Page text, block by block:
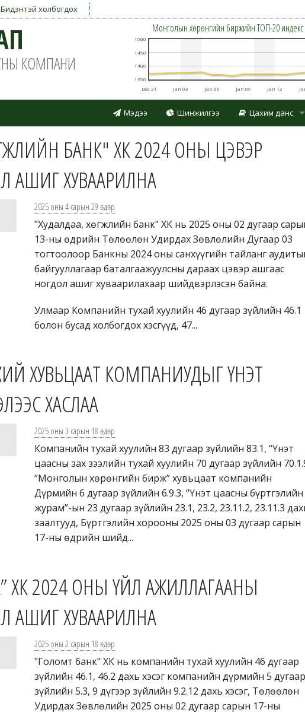
Бидэнтэй холбогдох
КОМПАНИ
Монголын хөрөнгийн биржийн TOП-20 индекс
Dec 31 Jan 03 Jan 06 Jan 09 Jan 12
1350
1400
1450
1500
Мэдээ Шинжилгээ Цахим данс
БАНК" ХК 2024 ОНЫ ЦЭВЭР
АШИГ ХУВААРИЛНА
2025 оны 4 сарын 29 өдөр
"Худалдаа, хөгжлийн банк" ХК нь 2025 оны 02 дугаар
13-ны өдрийн Төлөөлөн Удирдах Зөвлөлийн Дугаар 03
тогтоолоор Банкны 2024 оны санхүүгийн тайланг
байгууллагаар баталгаажуулсны дараах цэвэр ашгаас
ногдол ашиг хуваарилахаар шийдвэрлэсэн байна.
Улмаар Компанийн тухай хуулийн 46 дугаар зүйлийн 46.1
болон бусад холбогдох хэсгүүд, 47...
ХУВЬЦААТ КОМПАНИУДЫГ ҮНЭТ
ХАСЛАА
2025 оны 3 сарын 18 өдөр
Компанийн тухай хуулийн 83 дугаар зүйлийн 83.1, “Үнэт
цаасны зах зээлийн тухай хуулийн 70 дугаар зүйлийн
“Монголын хөрөнгийн бирж” хувьцаат компанийн
Дүрмийн 6 дугаар зүйлийн 6.9.3, “Үнэт цаасны бүртгэлийн
журам”-ын 23 дугаар зүйлийн 23.1, 23.2, 23.11.2, 23.11.3
заалтууд, Бүртгэлийн хорооны 2025 оны 03 дугаар сарын
17-ны өдрийн шийд...
ХК 2024 ОНЫ ҮЙЛ АЖИЛЛАГААНЫ
АШИГ ХУВААРИЛНА
2025 оны 2 сарын 18 өдөр
"Голомт банк" ХК нь компанийн тухай хуулийн 46 дугаар
зүйлийн 46.1, 46.2 дахь хэсэг компанийн дүрмийн 5 дугаар
зүйлийн 5.3, 9 дүгээр зүйлийн 9.2.12 дахь хэсэг, Төлөөлөн
Удирдах Зөвлөлийн 2025 оны 02 дугаар сарын 17-ны